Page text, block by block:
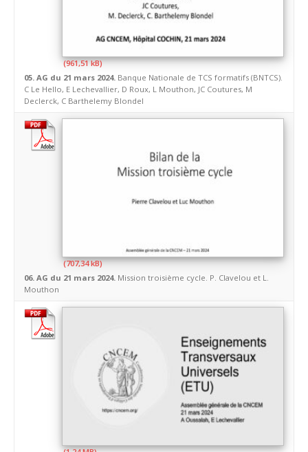
05. AG du 21 mars 2024. Banque Nationale de TCS formatifs (BNTCS).
C Le Hello, E Lechevallier, D Roux, L Mouthon, JC Coutures, M
Declerck, C Barthelemy Blondel
06. AG du 21 mars 2024. Mission troisième cycle. P. Clavelou et L.
Mouthon